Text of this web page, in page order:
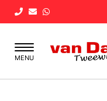
Toggle
navigation
MENU